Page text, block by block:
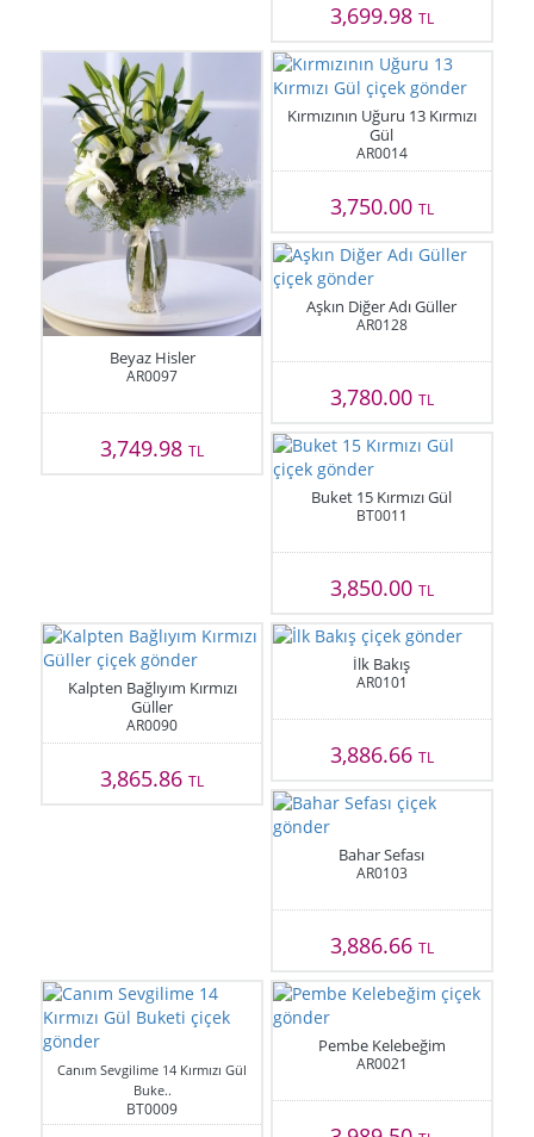
3,699.98 TL
Beyaz Hisler
AR0097
3,749.98TL
Kırmızının Uğuru 13 Kırmızı
Gül
AR0014
3,750.00 TL
Aşkın Diğer Adı Güller
AR0128
3,780.00 TL
Buket 15 Kırmızı Gül
BT0011
3,850.00 TL
Kalpten Bağlıyım Kırmızı
Güller
AR0090
3,865.86TL
İlk Bakış
AR0101
3,886.66 TL
Bahar Sefası
AR0103
3,886.66 TL
Canım Sevgilime 14 Kırmızı Gül
Buke..
BT0009
Pembe Kelebeğim
AR0021